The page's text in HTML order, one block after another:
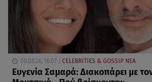
08.08.26, 16:07 CELEBRITIES & GOSSIP ΝΕΑ
Ευγενία Σαμαρά: Διακοπάρει με